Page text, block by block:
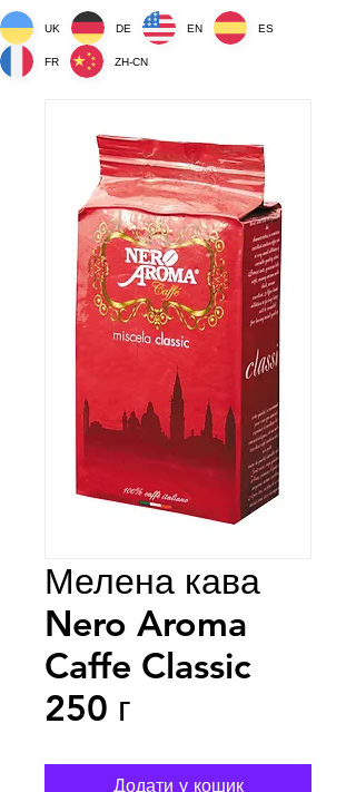
Мелена кава
Nero Aroma
Caffe Classic
250 г
Додати у кошик
UK DE EN ES
FR ZH-CN